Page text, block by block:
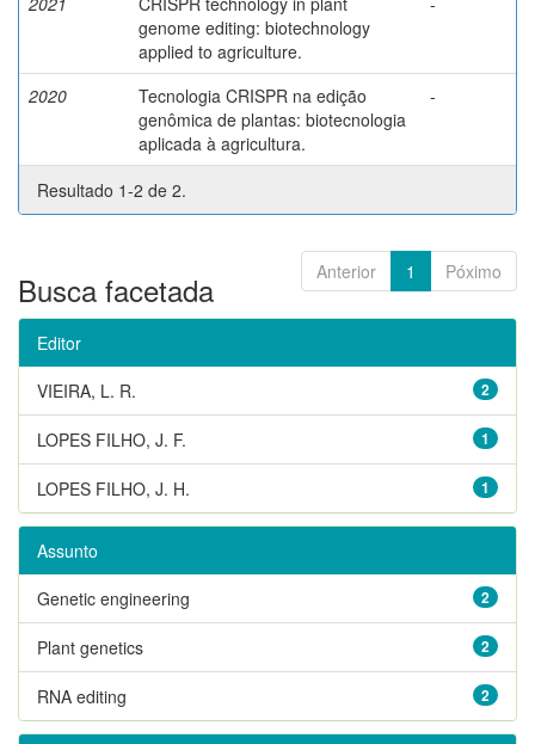
genome editing: biotechnology
applied to agriculture.
2020
Tecnologia CRISPR na edição
genômica de plantas: biotecnologia
aplicada à agricultura.
-
Resultado 1-2 de 2.
Anterior 1 Póximo
Busca facetada
Editor
2
VIEIRA, L. R.
1
LOPES FILHO, J. F.
1
LOPES FILHO, J. H.
Assunto
2
Genetic engineering
2
Plant genetics
2
RNA editing